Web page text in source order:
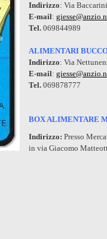
Indirizzo: Via
E-mail:
Tel. 069844989
ALIMENTARI
Indirizzo: Via
E-mail:
Tel. 069878777
BOX ALIMENTARE
Indirizzo: Presso
in via Giacomo